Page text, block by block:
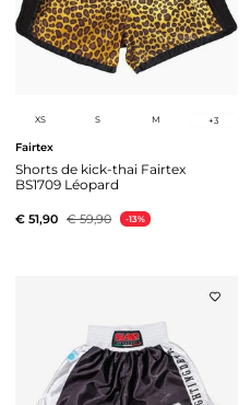
XS S M +3
Fairtex
Shorts de kick-thai Fairtex
BS1709 Léopard
€ 51,90 € 59,90 -13%